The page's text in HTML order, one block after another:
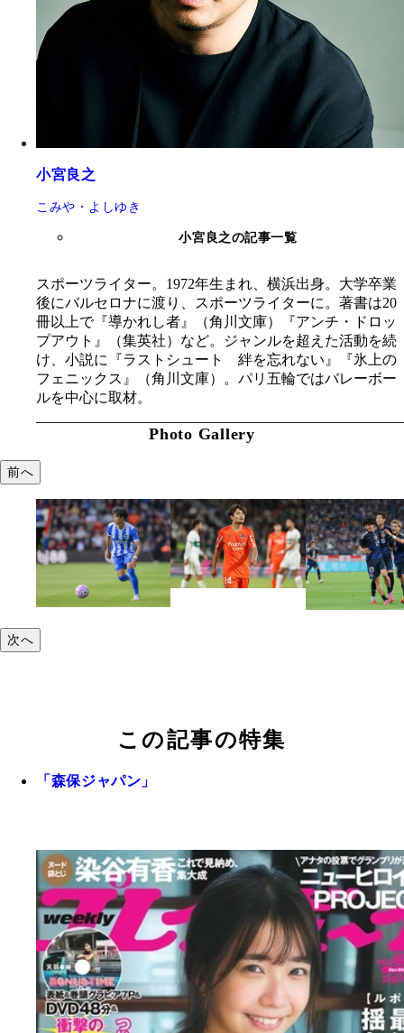
小宮良之
こみや・よしゆき
小宮良之の記事一覧
スポーツライター。1972年生まれ、横浜出身。大学卒業
後にバルセロナに渡り、スポーツライターに。著書は20
冊以上で『導かれし者』（角川文庫）『アンチ・ドロッ
プアウト』（集英社）など。ジャンルを超えた活動を続
け、小説に『ラストシュート 絆を忘れない』『氷上の
フェニックス』（角川文庫）。パリ五輪ではバレーボー
ルを中心に取材。
Photo Gallery
前へ
次へ
この記事の特集
「森保ジャパン」